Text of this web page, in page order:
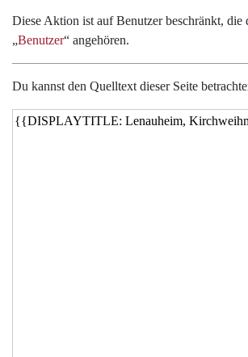
Diese Aktion ist auf Benutzer beschränkt, die
„Benutzer“ angehören.
Du kannst den Quelltext dieser Seite